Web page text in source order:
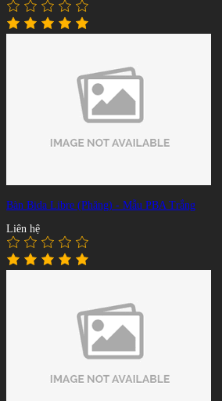
Bàn Bida Libre (Phăng) - Mẫu PBA Trắng
Liên hệ